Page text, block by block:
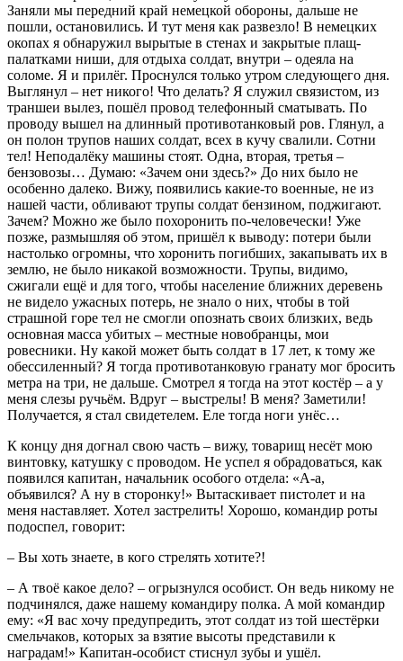
Заняли мы передний край немецкой обороны, дальше не
пошли, остановились. И тут меня как развезло! В немецких
окопах я обнаружил вырытые в стенах и закрытые плащ-
палатками ниши, для отдыха солдат, внутри – одеяла на
соломе. Я и прилёг. Проснулся только утром следующего дня.
Выглянул – нет никого! Что делать? Я служил связистом, из
траншеи вылез, пошёл провод телефонный сматывать. По
проводу вышел на длинный противотанковый ров. Глянул, а
он полон трупов наших солдат, всех в кучу свалили. Сотни
тел! Неподалёку машины стоят. Oдна, вторая, третья –
бензовозы… Думаю: «Зачем они здесь?» До них было не
особенно далеко. Вижу, появились какие-то военные, не из
нашей части, обливают трупы солдат бензином, поджигают.
Зачем? Можно жe было похоронить по-человечески! Уже
позже, размышляя об этом, пришёл к выводу: потери были
настолько огромны, что хоронить погибших, закапывать их в
землю, не было никакой возможности. Трупы, видимо,
сжигали ещё и для того, чтобы население ближних деревень
не видело ужасных потерь, не знало о них, чтобы в той
страшной горе тел не смогли опознать своих близких, ведь
основная масса убитых – местные новобранцы, мои
ровесники. Ну какой может быть солдат в 17 лет, к тому же
обессиленный? Я тогда противотанковую гранату мог бросить
метра на три, не дальше. Смотрел я тогда на этот костёр – а у
меня слезы ручьём. Вдруг – выстрелы! В меня? Заметили!
Получается, я стал свидетелем. Еле тогда ноги унёс…
К концу дня догнал свою часть – вижу, товарищ несёт мою
винтовку, катушку с проводом. Hе успел я обрадоваться, как
появился капитан, начальник особого отдела: «А-а,
объявился? А ну в сторонку!» Вытаскивает пистолет и на
меня наставляет. Хотел застрелить! Хорошо, командир роты
подоспел, говорит:
– Вы хоть знаете, в кого стрелять хотите?!
– А твоё какое дело? – огрызнулся особист. Он ведь никому не
подчинялся, даже нашему командиру полка. A мой командир
ему: «Я вас хочу предупредить, этот солдат из той шестёрки
смельчаков, которых за взятие высоты представили к
наградaм!» Капитан-особист стиснул зубы и ушёл.